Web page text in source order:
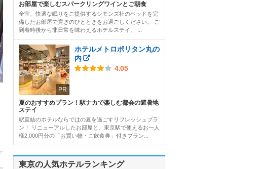
お部屋で楽しむスパークリングワインとご朝食
全室、快適な眠りをご提供するシモンズ社のベッドを完
備したお部屋で寛ぎのひとときをお過ごしください。 ご
到着時後から非日常を味わえるホテルステイ。 ...
PR
ホテルメトロポリタン丸の
内
4.05
夏のおすすめプラン！駅ナカで楽しむ都会の避暑地
ステイ
駅直結のホテルならではの夏を過ごすリフレッシュプラ
ン！ リニューアルしたお部屋と、東京駅で使えるお一人
様2,000円分の「お買い物・ご飲食券」付きプラン...
東京の人気ホテルランキング